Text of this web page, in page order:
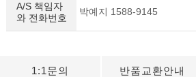
A/S 책임자
와 전화번호
박예지 1588-9145
1:1문의 반품교환안내